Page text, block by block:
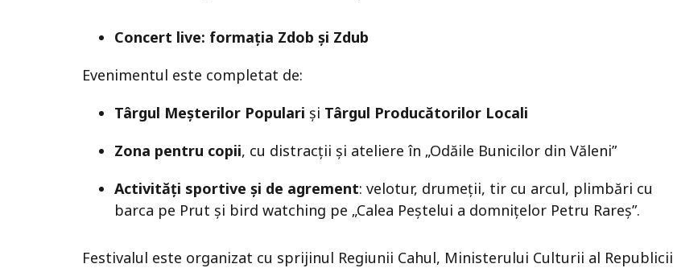
Concert live: formația Zdob și Zdub
Evenimentul este completat de:
Târgul Meșterilor Populari și Târgul Producătorilor Locali
Zona pentru copii, cu distracții și ateliere în „Odăile Bunicilor din Văleni”
Activități sportive și de agrement: velotur, drumeții, tir cu arcul, plimbări cu
barca pe Prut și bird watching pe „Calea Peștelui a domnițelor Petru Rareș”.
Festivalul este organizat cu sprijinul Regiunii Cahul, Ministerului Culturii al Republicii